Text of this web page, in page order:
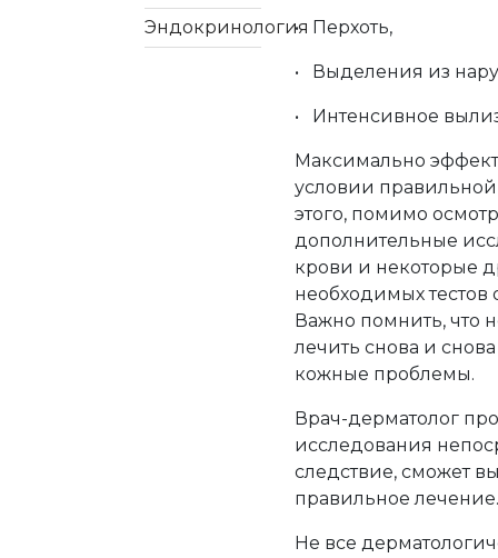
Эндокринология• Перхоть,
• Выделения из
• Интенсивное
Максимально
условии
этого, помимо
дополнительные
крови и некоторые
необходимых тестов
Важно помнить, что
лечить снова и
кожные проблемы.
Врач-дерматолог
исследования
следствие, сможет
правильное лечение.
Не все